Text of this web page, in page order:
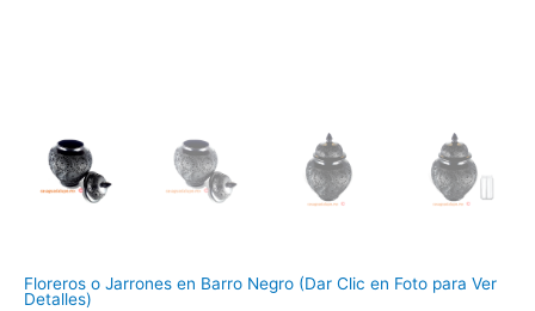
Floreros o Jarrones en Barro Negro (Dar Clic en Foto para Ver
Detalles)